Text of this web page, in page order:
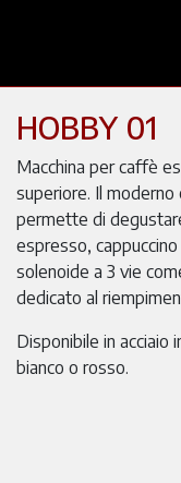
HOBBY 01
Macchina per caffè
superiore. Il
permette di
espresso,
solenoide a 3 vie
dedicato al
Disponibile in acciaio
bianco o rosso.